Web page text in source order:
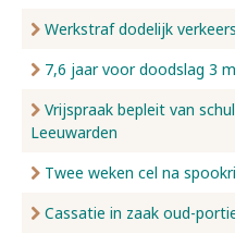
Werkstraf dodelijk
7,6 jaar voor doodslag 3
Vrijspraak bepleit van
Leeuwarden
Twee weken cel na
Cassatie in zaak oud-